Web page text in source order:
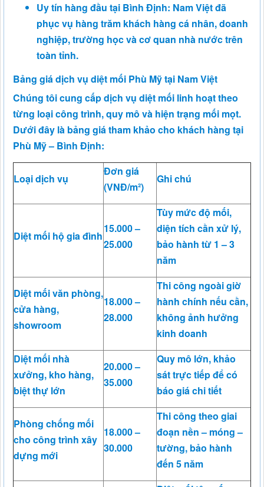
Uy tín hàng đầu tại Bình Định: Nam Việt đã
phục vụ hàng trăm khách hàng cá nhân, doanh
nghiệp, trường học và cơ quan nhà nước trên
toàn tỉnh.
Bảng giá dịch vụ diệt mối Phù Mỹ tại Nam Việt
Chúng tôi cung cấp dịch vụ diệt mối linh hoạt theo
từng loại công trình, quy mô và hiện trạng mối mọt.
Dưới đây là bảng giá tham khảo cho khách hàng tại
Phù Mỹ – Bình Định:
Loại dịch vụ
Đơn giá
(VNĐ/m²)
Ghi chú
Diệt mối hộ gia đình
15.000 –
25.000
Tùy mức độ mối,
diện tích cần xử lý,
bảo hành từ 1 – 3
năm
Diệt mối văn phòng,
cửa hàng,
showroom
18.000 –
28.000
Thi công ngoài giờ
hành chính nếu cần,
không ảnh hưởng
kinh doanh
Diệt mối nhà
xưởng, kho hàng,
biệt thự lớn
20.000 –
35.000
Quy mô lớn, khảo
sát trực tiếp để có
báo giá chi tiết
Phòng chống mối
cho công trình xây
dựng mới
18.000 –
30.000
Thi công theo giai
đoạn nền – móng –
tường, bảo hành
đến 5 năm